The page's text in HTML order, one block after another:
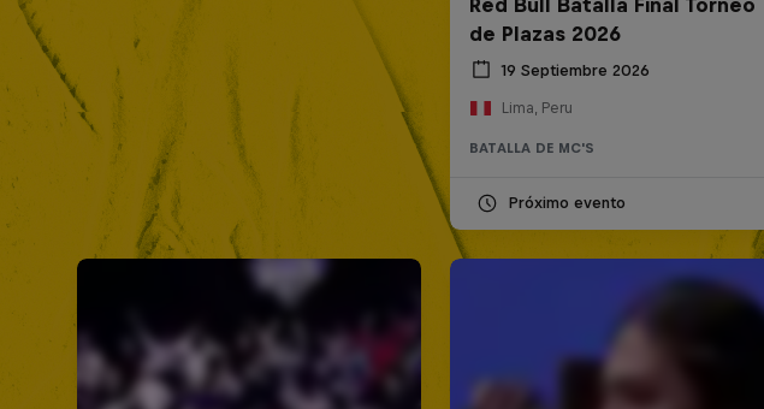
Red Bull Batalla Final Torneo
de Plazas 2026
19 Septiembre 2026
Lima, Peru
BATALLA DE MC'S
Próximo evento